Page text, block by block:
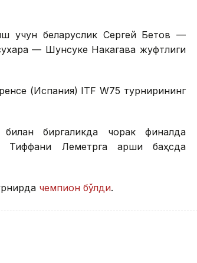
учун беларуслик Сергей Бетов —
— Шунсуке Накагава жуфтлиги
(Испания) ITF W75 турнирининг
биргаликда чорак финалда
Леметрга қарши баҳсда
чемпион бўлди.